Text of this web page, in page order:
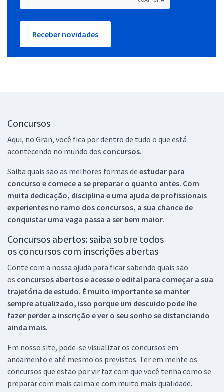
Receber novidades
Concursos
Aqui, no Gran, você fica por dentro de tudo o que está
acontecendo no mundo dos concursos.
Saiba quais são as melhores formas de estudar para
concurso e comece a se preparar o quanto antes. Com
muita dedicação, disciplina e uma ajuda de profissionais
experientes no ramo dos concursos, a sua chance de
conquistar uma vaga passa a ser bem maior.
Concursos abertos: saiba sobre todos
os concursos com inscrições abertas
Conte com a nossa ajuda para ficar sabendo quais são
os concursos abertos e acesse o edital para começar a sua
trajetória de estudo. É muito importante se manter
sempre atualizado, isso porque um descuido pode lhe
fazer perder a inscrição e ver o seu sonho se distanciando
ainda mais.
Em nosso site, pode-se visualizar os concursos em
andamento e até mesmo os previstos. Ter em mente os
concursos que estão por vir faz com que você tenha como se
preparar com mais calma e com muito mais qualidade.